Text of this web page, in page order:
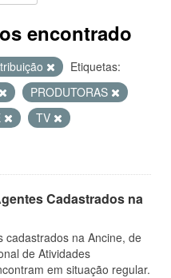
encontrado
Etiquetas:
PRODUTORAS
TV
Cadastrados na
cadastrados na Ancine, de
de Atividades
em situação regular.